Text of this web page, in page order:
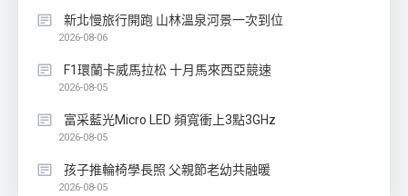
新北慢旅行開跑 山林溫泉河景一次到位
2026-08-06
F1環蘭卡威馬拉松 十月馬來西亞競速
2026-08-05
富采藍光Micro LED 頻寬衝上3點3GHz
2026-08-05
孩子推輪椅學長照 父親節老幼共融暖
2026-08-05